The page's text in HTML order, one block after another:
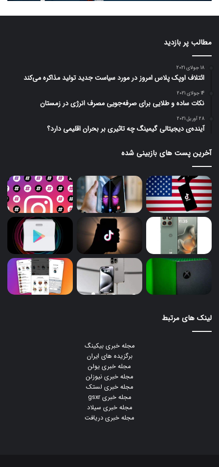
مطالب پر بازدید
18 جولای 2021
ائتلاف اوپک پلاس امروز در مورد سیاست جدید تولید مذاکره می‌کند
14 جولای 2021
نکات ساده و طلایی برای صرفه‌جویی مصرف انرژی در زمستان
28 آوریل 2021
آینده‌ی دیجیتالی گیمینگ چه تاثیری بر بحران اقلیمی دارد؟
آخرین پست های بازبینی شده
لینک های مرتبط
مجله خبری بیکینگ
برگزیده های ایران
مجله خبری یولن
مجله خبری نیوزلن
مجله خبری لستک
مجله خبری gsxr
مجله خبری سیلاد
مجله خبری دریافت